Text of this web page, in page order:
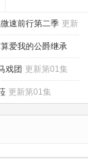
竟是小时候玩在
速前行第二季 更新
爱我的公爵继承
对我宠爱有加 更新
戏团 更新第01集
更新第01集